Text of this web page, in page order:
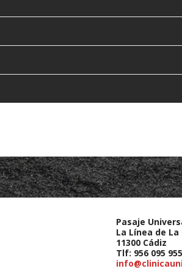
Pasaje
La Línea de
11300 Cádiz
Tlf: 956 095 955